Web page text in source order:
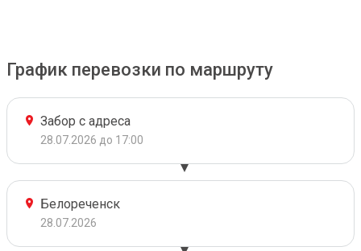
График перевозки по маршруту
Забор с адреса
28.07.2026 до 17:00
Белореченск
28.07.2026